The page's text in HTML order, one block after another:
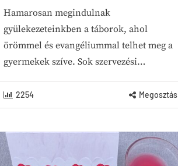
Hamarosan megindulnak
gyülekezeteinkben a táborok, ahol
örömmel és evangéliummal telhet meg a
gyermekek szíve. Sok szervezési…
2254 Megosztás